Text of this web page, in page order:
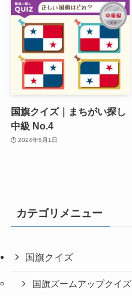
国旗クイズ｜まちがい探し
中級 No.4
2024年5月1日
カテゴリメニュー
国旗クイズ
国旗ズームアップクイズ